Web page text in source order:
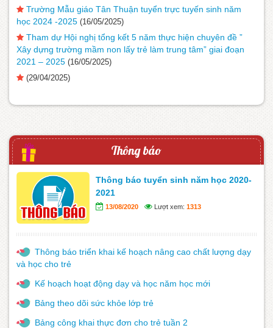
Trường Mẫu giáo Tân Thuận tuyển trực tuyến sinh năm
học 2024 -2025 (16/05/2025)
Tham dự Hội nghị tổng kết 5 năm thực hiện chuyên đề ”
Xây dựng trường mầm non lấy trẻ làm trung tâm” giai đoạn
2021 – 2025 (16/05/2025)
(29/04/2025)
Thông báo
Thông báo tuyển sinh năm học 2020-
2021
13/08/2020 Lượt xem: 1313
Thông báo triển khai kế hoạch nâng cao chất lượng dạy
và học cho trẻ
Kế hoạch hoạt động dạy và học năm học mới
Bảng theo dõi sức khỏe lớp trẻ
Bảng công khai thực đơn cho trẻ tuần 2